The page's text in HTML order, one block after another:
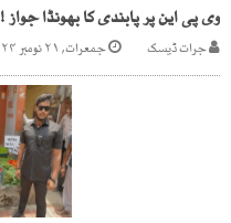
وی پی این پر پابندی کا بھونڈا جواز !
جرات ڈیسک جمعرات, ۲۱ نومبر ۲۰۲۴